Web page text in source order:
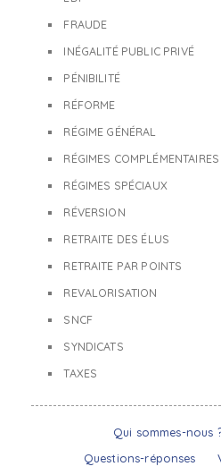
FRAUDE
INÉGALITÉ PUBLIC PRIVÉ
PÉNIBILITÉ
RÉFORME
RÉGIME GÉNÉRAL
RÉGIMES COMPLÉMENTAIRES
RÉGIMES SPÉCIAUX
RÉVERSION
RETRAITE DES ÉLUS
RETRAITE PAR POINTS
REVALORISATION
SNCF
SYNDICATS
TAXES
Qui sommes-nous
Questions-réponses